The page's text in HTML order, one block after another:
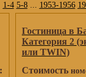
1-4 5-8 ... 1953-1956
:
Гостиница в
Категория 2
или TWIN)
Стоимость